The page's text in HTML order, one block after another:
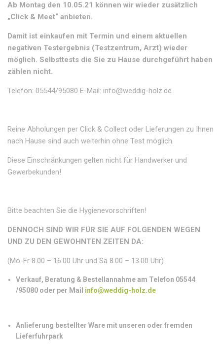
Ab Montag den 10.05.21 können wir wieder zusätzlich
„Click & Meet“ anbieten.
Damit ist einkaufen mit Termin und einem aktuellen
negativen Testergebnis (Testzentrum, Arzt) wieder
möglich. Selbsttests die Sie zu Hause durchgeführt haben
zählen nicht.
Telefon: 05544/95080 E-Mail: info@weddig-holz.de
Reine Abholungen per Click & Collect oder Lieferungen zu Ihnen
nach Hause sind auch weiterhin ohne Test möglich.
Diese Einschränkungen gelten nicht für Handwerker und
Gewerbekunden!
Bitte beachten Sie die Hygienevorschriften!
DENNOCH SIND WIR FÜR SIE AUF FOLGENDEN WEGEN
UND ZU DEN GEWOHNTEN ZEITEN DA:
(Mo-Fr 8.00 – 16.00 Uhr und Sa 8.00 – 13.00 Uhr)
Verkauf, Beratung & Bestellannahme am Telefon 05544
/95080 oder per Mail info@weddig-holz.de
Anlieferung bestellter Ware mit unseren oder fremden
Lieferfuhrpark